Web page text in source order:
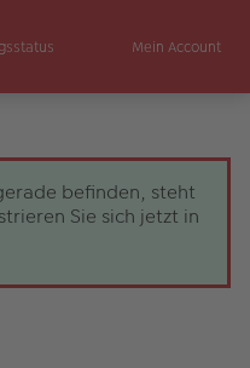
Mein Account
befinden, steht
Sie sich jetzt in